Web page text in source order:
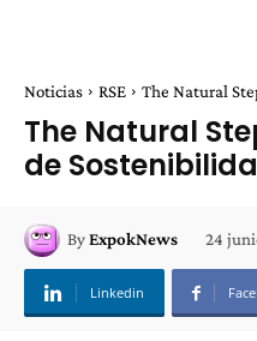
Noticias RSE The Natural
The Natural
de
ByExpokNews 24
Linkedin